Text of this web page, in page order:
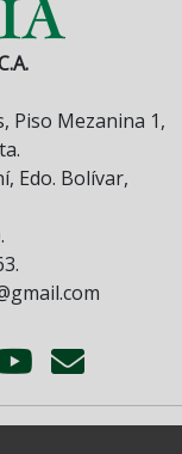
Piso Mezanina 1,
Edo. Bolívar,